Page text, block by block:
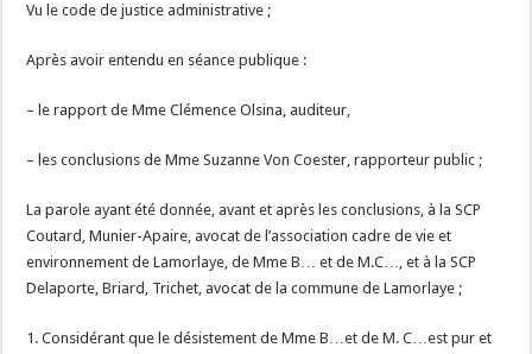
Vu le code de justice administrative ;
Après avoir entendu en séance publique :
– le rapport de Mme Clémence Olsina, auditeur,
– les conclusions de Mme Suzanne Von Coester, rapporteur public ;
La parole ayant été donnée, avant et après les conclusions, à la SCP
Coutard, Munier-Apaire, avocat de l’association cadre de vie et
environnement de Lamorlaye, de Mme B… et de M.C…, et à la SCP
Delaporte, Briard, Trichet, avocat de la commune de Lamorlaye ;
1. Considérant que le désistement de Mme B…et de M. C…est pur et